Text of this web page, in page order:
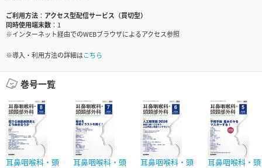
ご利用方法
アクセス型配信サービス（買切型）
同時使用端末数
1
※インターネット経由でのWEBブラウザによるアクセス参照
※導入・利用方法の詳細はこちら
巻号一覧
耳鼻咽喉科・頭
耳鼻咽喉科・頭
耳鼻咽喉科・頭
耳鼻咽喉科・頭